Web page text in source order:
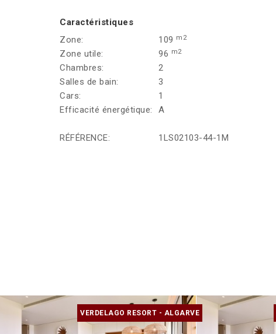
Caractéristiques
Zone:
109 m2
Zone utile: 96 m2
Chambres:
2
Salles de bain:
3
Cars:
1
Efficacité énergétique:
A
RÉFÉRENCE: 1LS02103-44-1M
VERDELAGO RESORT - ALGARVE